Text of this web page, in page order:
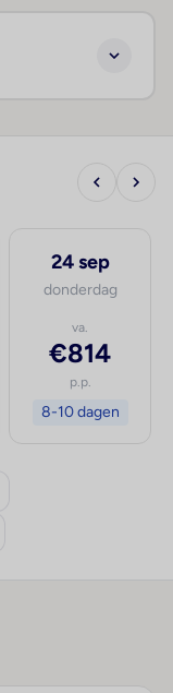
24 sep
donderdag
va.
€814
p.p.
8-10 dagen